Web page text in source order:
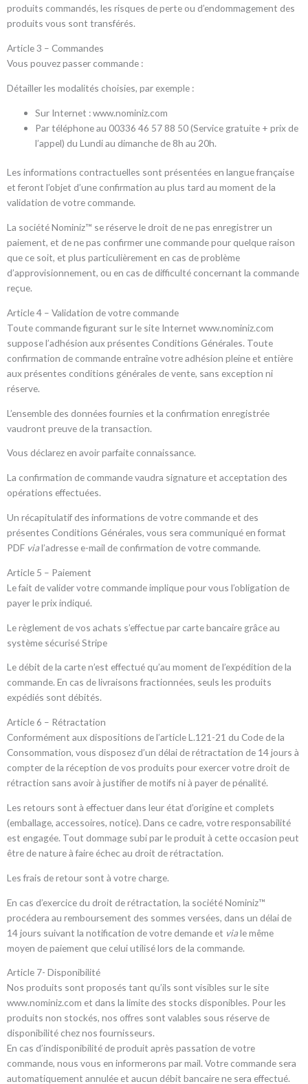
produits commandés, les risques de perte ou d’endommagement des
produits vous sont transférés.
Article 3 – Commandes
Vous pouvez passer commande :
Détailler les modalités choisies, par exemple :
Sur Internet : www.nominiz.com
Par téléphone au 00336 46 57 88 50 (Service gratuite + prix de
l’appel) du Lundi au dimanche de 8h au 20h.
Les informations contractuelles sont présentées en langue française
et feront l’objet d’une confirmation au plus tard au moment de la
validation de votre commande.
La société Nominiz™ se réserve le droit de ne pas enregistrer un
paiement, et de ne pas confirmer une commande pour quelque raison
que ce soit, et plus particulièrement en cas de problème
d’approvisionnement, ou en cas de difficulté concernant la commande
reçue.
Article 4 – Validation de votre commande
Toute commande figurant sur le site Internet www.nominiz.com
suppose l’adhésion aux présentes Conditions Générales. Toute
confirmation de commande entraîne votre adhésion pleine et entière
aux présentes conditions générales de vente, sans exception ni
réserve.
L’ensemble des données fournies et la confirmation enregistrée
vaudront preuve de la transaction.
Vous déclarez en avoir parfaite connaissance.
La confirmation de commande vaudra signature et acceptation des
opérations effectuées.
Un récapitulatif des informations de votre commande et des
présentes Conditions Générales, vous sera communiqué en format
PDF vial’adresse e-mail de confirmation de votre commande.
Article 5 – Paiement
Le fait de valider votre commande implique pour vous l’obligation de
payer le prix indiqué.
Le règlement de vos achats s’effectue par carte bancaire grâce au
système sécurisé Stripe
Le débit de la carte n’est effectué qu’au moment de l’expédition de la
commande. En cas de livraisons fractionnées, seuls les produits
expédiés sont débités.
Article 6 – Rétractation
Conformément aux dispositions de l’article L.121-21 du Code de la
Consommation, vous disposez d’un délai de rétractation de 14 jours à
compter de la réception de vos produits pour exercer votre droit de
rétraction sans avoir à justifier de motifs ni à payer de pénalité.
Les retours sont à effectuer dans leur état d’origine et complets
(emballage, accessoires, notice). Dans ce cadre, votre responsabilité
est engagée. Tout dommage subi par le produit à cette occasion peut
être de nature à faire échec au droit de rétractation.
Les frais de retour sont à votre charge.
En cas d’exercice du droit de rétractation, la société Nominiz™
procédera au remboursement des sommes versées, dans un délai de
14 jours suivant la notification de votre demande et viale même
moyen de paiement que celui utilisé lors de la commande.
Article 7- Disponibilité
Nos produits sont proposés tant qu’ils sont visibles sur le site
www.nominiz.com et dans la limite des stocks disponibles. Pour les
produits non stockés, nos offres sont valables sous réserve de
disponibilité chez nos fournisseurs.
En cas d’indisponibilité de produit après passation de votre
commande, nous vous en informerons par mail. Votre commande sera
automatiquement annulée et aucun débit bancaire ne sera effectué.